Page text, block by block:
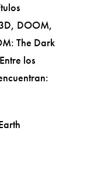
DOOM,
The Dark
los